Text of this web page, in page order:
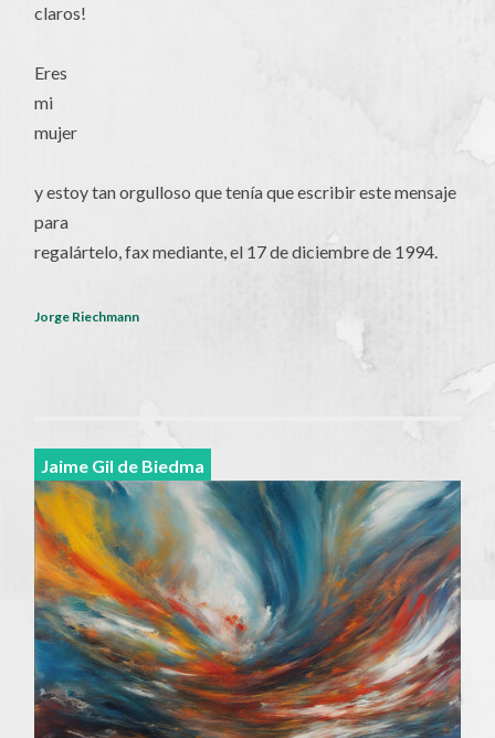
claros!
Eres
mi
mujer
y estoy tan orgulloso que tenía que escribir este mensaje
para
regalártelo, fax mediante, el 17 de diciembre de 1994.
Jorge Riechmann
Jaime Gil de Biedma